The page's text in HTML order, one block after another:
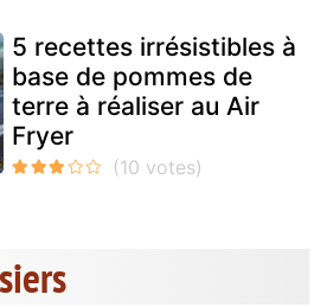
5 recettes irrésistibles à
base de pommes de
terre à réaliser au Air
Fryer